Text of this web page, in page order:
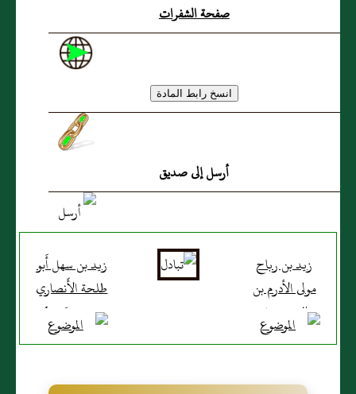
صفحة الشفرات
أرسل إلى صديق
زيد بن رباح
مولى الأدرم بن
غالب، مِن بَني
فهر، مَدينيٌّ
زيد بن سهل أَبو
طلحة الأَنصاري
بدري، مَدينيٌّ